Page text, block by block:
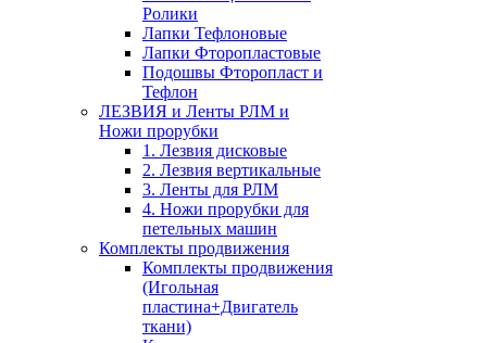
Ролики
Лапки Тефлоновые
Лапки Фторопластовые
Подошвы Фторопласт и
Тефлон
ЛЕЗВИЯ и Ленты РЛМ и
Ножи прорубки
1. Лезвия дисковые
2. Лезвия вертикальные
3. Ленты для РЛМ
4. Ножи прорубки для
петельных машин
Комплекты продвижения
Комплекты продвижения
(Игольная
пластина+Двигатель
ткани)